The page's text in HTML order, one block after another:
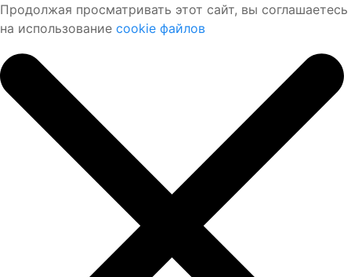
Продолжая просматривать этот сайт, вы соглашаетесь
на использование cookie файлов